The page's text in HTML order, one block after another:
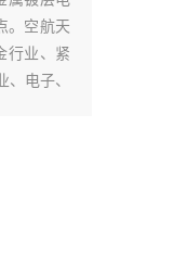
。空航天
行业、紧
电子、